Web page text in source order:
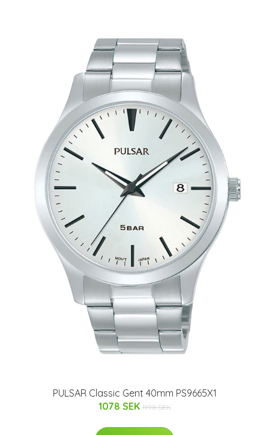
PULSAR Classic Gent 40mm PS9665X1
1078 SEK 1198 SEK